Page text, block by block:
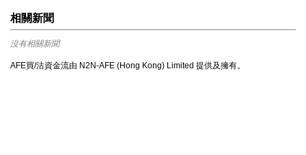
相關新聞
沒有相關新聞
AFE買/沽資金流由 N2N-AFE (Hong Kong) Limited 提供及擁有。